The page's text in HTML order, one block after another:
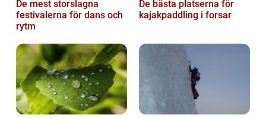
De mest storslagna
festivalerna för dans och
rytm
De bästa platserna för
kajakpaddling i forsar